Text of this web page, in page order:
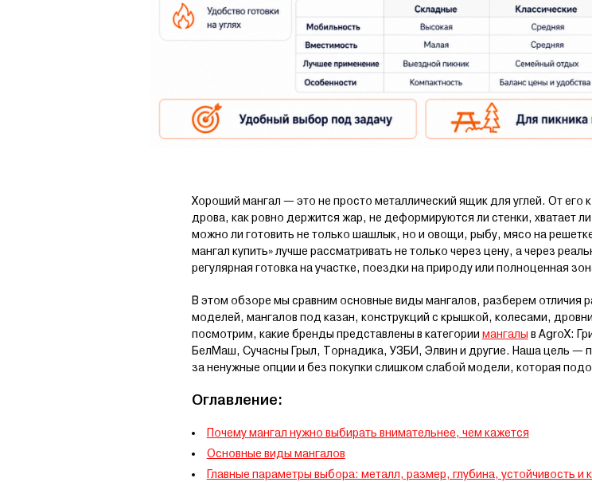
Хороший мангал — это не просто металлический ящик для углей. От его
дрова, как ровно держится жар, не деформируются ли стенки, хватает
можно ли готовить не только шашлык, но и овощи, рыбу, мясо на
мангал купить» лучше рассматривать не только через цену, а через
регулярная готовка на участке, поездки на природу или полноценная
В этом обзоре мы сравним основные виды мангалов, разберем отличия
моделей, мангалов под казан, конструкций с крышкой, колесами,
посмотрим, какие бренды представлены в категории мангалы в AgroX:
БелМаш, Сучасны Грыл, Торнадика, УЗБИ, Элвин и другие. Наша цель —
за ненужные опции и без покупки слишком слабой модели, которая
Оглавление:
Почему мангал нужно выбирать внимательнее, чем кажется
Основные виды мангалов
Главные параметры выбора: металл, размер, глубина, устойчивость и